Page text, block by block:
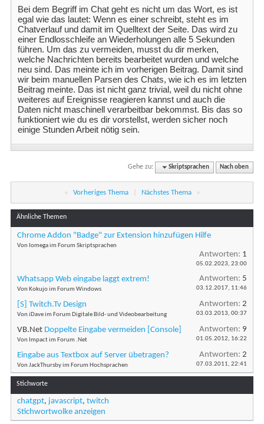
Bei dem Begriff im Chat geht es nicht um das Wort, es ist
egal wie das lautet: Wenn es einer schreibt, steht es im
Chatverlauf und damit im Quelltext der Seite. Das wird zu
einer Endlosschleife an Wiederholungen alle 5 Sekunden
führen. Um das zu vermeiden, musst du dir merken,
welche Nachrichten bereits bearbeitet wurden und welche
neu sind. Das meinte ich im vorherigen Beitrag. Damit sind
wir beim manuellen Parsen des Chats, wie ich es im letzten
Beitrag meinte. Das ist nicht ganz trivial, weil du nicht ohne
weiteres auf Ereignisse reagieren kannst und auch die
Daten nicht maschinell verarbeitbar bekommst. Bis das so
funktioniert wie du es dir vorstellst, werden sicher noch
einige Stunden Arbeit nötig sein.
Gehe zu: Skriptsprachen Nach oben
« Vorheriges Thema Nächstes Thema »
Ähnliche Themen
Chrome Addon "Badge" zur Extension hinzufügen Hilfe
Von Iomega im Forum Skriptsprachen
Antworten: 1
05.02.2023, 23:00
Whatsapp Web eingabe laggt extrem!
Von Kokujo im Forum Windows
Antworten: 5
03.12.2017, 11:46
[S] Twitch.Tv Design
Von iDave im Forum Digitale Bild- und Videobearbeitung
Antworten: 2
03.03.2013, 00:37
VB.Net Doppelte Eingabe vermeiden [Console]
Von Impact im Forum .Net
Antworten: 9
01.05.2012, 16:22
Eingabe aus Textbox auf Server übetragen?
Von JackThursby im Forum Hochsprachen
Antworten: 2
07.03.2011, 22:41
Stichworte
chatgpt, javascript, twitch
Stichwortwolke anzeigen